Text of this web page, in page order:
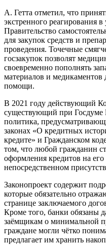
А. Гетта отметил, что
экстренного реагирования
Правительство
для закупок средств и
проведения. Точечные
госзакупок позволят
своевременно пополнять
материалов и медикаментов
помощи.
В 2021 году действующий
существующий при Госдуме
политика,
законах «О кредитных
кредите» и Гражданском
том, что любой гражданин
оформления кредитов на
непосредственном
Законопроект содержит
которые обязательно
странице заключаемого
Кроме того, банки обязаны
заёмщикам о минимальной
граждане могли чётко
предлагает им хранить